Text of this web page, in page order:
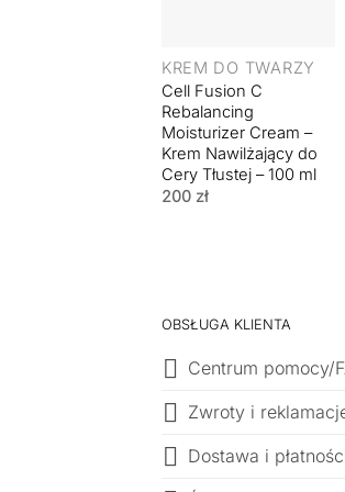
KREM DO TWARZY
Cell Fusion C
Rebalancing
Moisturizer Cream –
Krem Nawilżający do
Cery Tłustej – 100 ml
200 zł
OBSŁUGA KLIENTA
Centrum pomocy/
Zwroty i
Dostawa i